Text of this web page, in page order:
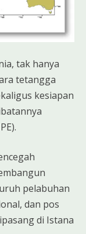
tak hanya
tetangga
kesiapan
pelabuhan
dan pos
di Istana